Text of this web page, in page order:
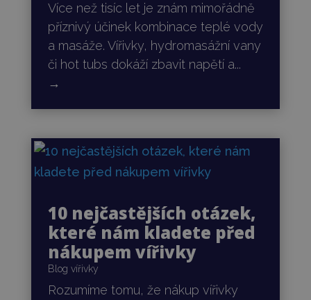
Více než tisíc let je znám mimořádně
příznivý účinek kombinace teplé vody
a masáže. Vířivky, hydromasážní vany
či hot tubs dokáží zbavit napětí a...
→
10 nejčastějších otázek,
které nám kladete před
nákupem vířivky
Blog vířivky
Rozumíme tomu, že nákup vířivky